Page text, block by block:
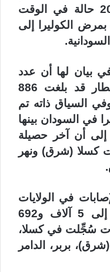
الغزيرة في السودان إلى 205 حالة في الوقت
بمرض الكوليرا إلى
بيان لها أن عدد
الإصابات جرّاء السيول والأمطار قد بلغت 886
وفاة، وفي السياق ذاته تم
في السودان بينها
إلى أن آخر حصيلة
كسلا (شرق) ونهر
في الولايات
السبع المتأثرة بالوباء ارتفع إلى 5 آلاف و692
سُجِّلت في كسلا،
بربر، الدامر